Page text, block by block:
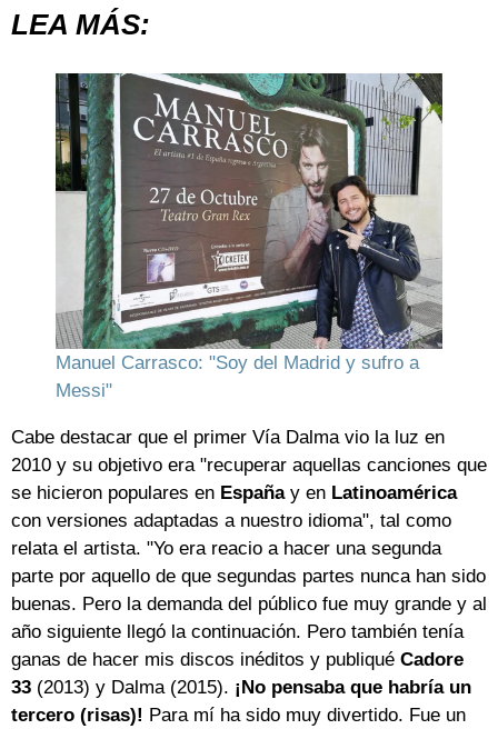
LEA MÁS:
Manuel Carrasco: "Soy del Madrid y sufro a
Messi"
Cabe destacar que el primer Vía Dalma vio la luz en
2010 y su objetivo era "recuperar aquellas canciones que
se hicieron populares en Españay en Latinoamérica
con versiones adaptadas a nuestro idioma", tal como
relata el artista. "Yo era reacio a hacer una segunda
parte por aquello de que segundas partes nunca han sido
buenas. Pero la demanda del público fue muy grande y al
año siguiente llegó la continuación. Pero también tenía
ganas de hacer mis discos inéditos y publiqué Cadore
33 (2013) y Dalma (2015). ¡No pensaba que habría un
tercero (risas)! Para mí ha sido muy divertido. Fue un